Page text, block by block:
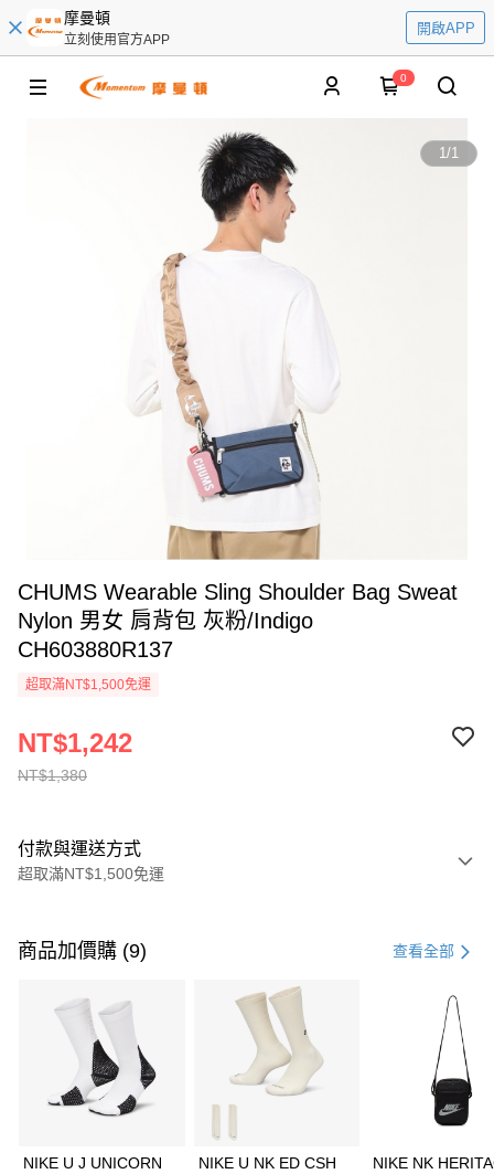
摩曼頓
立刻使用官方APP
開啟APP
0
1/1
CHUMS Wearable Sling Shoulder Bag Sweat
Nylon 男女 肩背包 灰粉/Indigo
CH603880R137
超取滿NT$1,500免運
NT$1,380
NT$1,242
付款與運送方式
超取滿NT$1,500免運
信用卡一次付款
3 期 0 利率 每期 21家銀行
合作金庫商業銀行
第一商業銀行
華南商業銀行
彰化商業銀行
上海商業儲蓄銀行
Apple Pay
商品加價購 (9) 查看全部
NIKE U J UNICORN
NIKE U NK ED CSH
NIKE NK